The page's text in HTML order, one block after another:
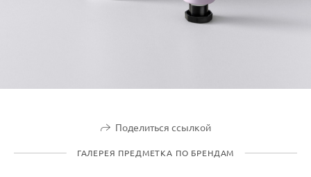
Поделиться ссылкой
ГАЛЕРЕЯ ПРЕДМЕТКА ПО БРЕНДАМ